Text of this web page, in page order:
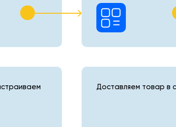
Доставляем товар в